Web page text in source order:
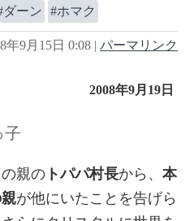
ダーン ホマク
年9月15日 0:08 | パーマリンク
2008年9月19日
子
親の トパパ村長から、 本
が他にいたことを告げら